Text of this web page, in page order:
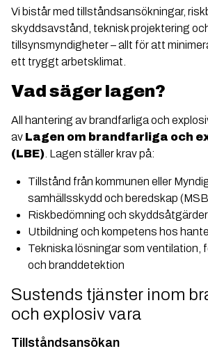
Vi bistår med tillståndsansökningar,
skyddsavstånd, teknisk projektering
tillsynsmyndigheter – allt för att
ett tryggt arbetsklimat.
Vad säger lagen?
All hantering av brandfarliga och
av Lagen om brandfarliga och
(LBE) . Lagen ställer krav på:
Tillstånd från kommunen eller
samhällsskydd och beredskap
Riskbedömning och skyddsåtgärder
Utbildning och kompetens hos
Tekniska lösningar som ventilation,
och branddetektion
Sustends tjänster inom
och explosiv vara
Tillståndsansökan